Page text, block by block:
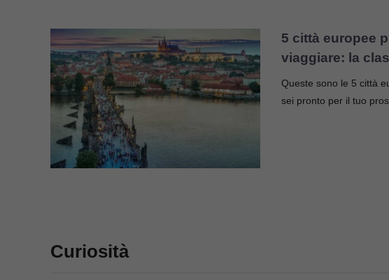
5 città europee
viaggiare: la
Queste sono le 5 città
sei pronto per il tuo
Curiosità